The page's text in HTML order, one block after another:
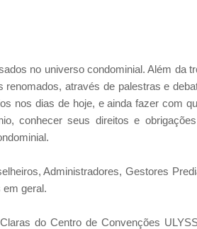
no universo condominial. Além da
através de palestras e
nos dias de hoje, e ainda fazer com
conhecer seus direitos e
Administradores, Gestores
geral.
do Centro de Convenções